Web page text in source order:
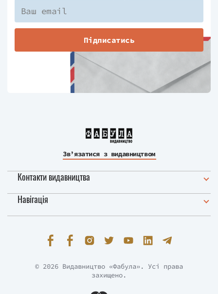
Підписатись
Зв’язатися з видавництвом
Контакти видавництва
Навігація
© 2026 Видавництво «Фабула». Усі права
захищено.